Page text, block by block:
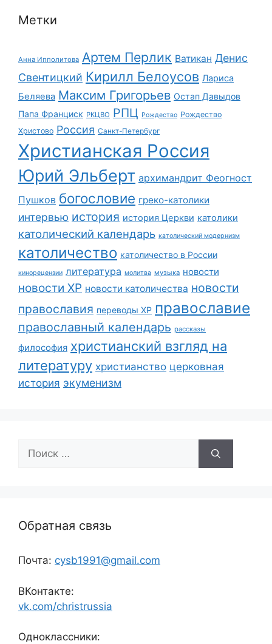
Метки
Анна Ипполитова Артем Перлик Ватикан Денис
Свентицкий Кирилл Белоусов Лариса
Беляева Максим Григорьев Остап Давыдов
Папа Франциск РКЦВО РПЦ Рождество Рождество
Христово Россия Санкт-Петербург
Христианская Россия
Юрий Эльберт архимандрит Феогност
Пушков богословие греко-католики
интервью история история Церкви католики
католический календарь католический модернизм
католичество католичество в России
кинорецензии литература молитва музыка новости
новости ХР новости католичества новости
православия переводы ХР православие
православный календарь рассказы
философия христианский взгляд на
литературу христианство церковная
история экуменизм
Поиск:
Обратная связь
Почта: cysb1991@gmail.com
ВКонтакте:
vk.com/christrussia
Одноклассники: